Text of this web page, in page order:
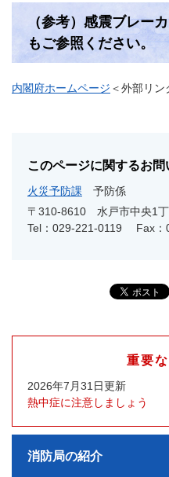
（参考）感震ブレー
もご参照ください。
内閣府ホームページ ＜外部リン
このページに関するお問
火災予防課
予防係
〒310-8610
水戸市中央1
Tel：029-221-0119
Fax：
重要
2026年7月31日更新
熱中症に注意しましょう
消防局の紹介